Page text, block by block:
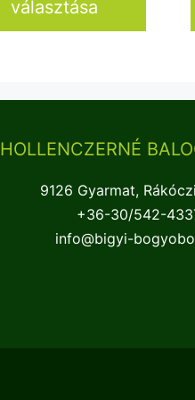
választása
HOLLENCZERNÉ
9126 Gyarmat,
+36-30/542-
info@bigyi-